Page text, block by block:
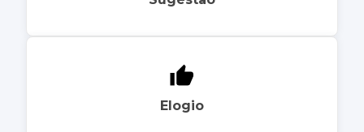
Elogio